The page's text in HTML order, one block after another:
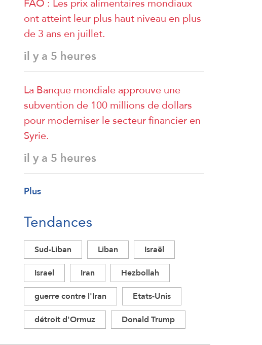
ont atteint leur plus haut niveau en plus
de 3 ans en juillet.
il y a 5 heures
La Banque mondiale approuve une
subvention de 100 millions de dollars
pour moderniser le secteur financier en
Syrie.
il y a 5 heures
Plus
Tendances
Sud-Liban Liban
Israël
Israel
Iran
Hezbollah
guerre contre l'Iran
Etats-Unis
détroit d'Ormuz
Donald Trump